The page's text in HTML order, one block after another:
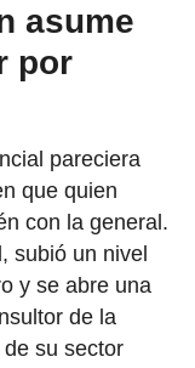
asume
por
pareciera
que quien
con la general.
subió un nivel
y se abre una
de la
su sector